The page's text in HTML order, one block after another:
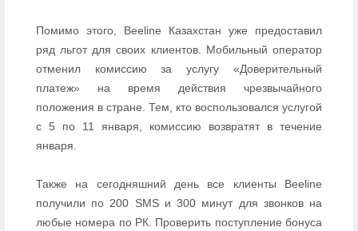
Помимо этого, Beeline Казахстан уже предоставил
ряд льгот для своих клиентов. Мобильный оператор
отменил комиссию за услугу «Доверительный
платеж» на время действия чрезвычайного
положения в стране. Тем, кто воспользовался услугой
с 5 по 11 января, комиссию возвратят в течение
января.
Также на сегодняшний день все клиенты Beeline
получили по 200 SMS и 300 минут для звонков на
любые номера по РК. Проверить поступление бонуса